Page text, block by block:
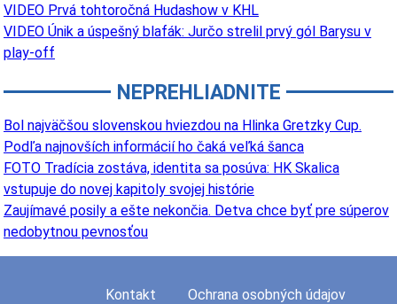
VIDEO Prvá tohtoročná Hudashow v KHL
VIDEO Únik a úspešný blafák: Jurčo strelil prvý gól Barysu v
play-off
NEPREHLIADNITE
Bol najväčšou slovenskou hviezdou na Hlinka Gretzky Cup.
Podľa najnovších informácií ho čaká veľká šanca
FOTO Tradícia zostáva, identita sa posúva: HK Skalica
vstupuje do novej kapitoly svojej histórie
Zaujímavé posily a ešte nekončia. Detva chce byť pre súperov
nedobytnou pevnosťou
Kontakt Ochrana osobných údajov